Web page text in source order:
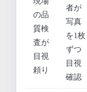
の品
質検
査が
目視
頼り
者が
写真
を1枚
ずつ
目視
確認